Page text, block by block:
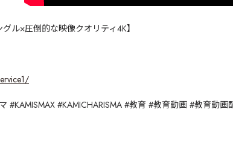
グル×圧倒的な映像クオリティ4K】
#KAMISMAX #KAMICHARISMA #教育 #教育動画 #教育動画